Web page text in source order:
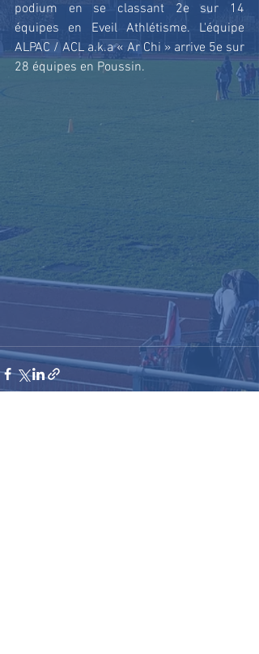
podium en se classant 2e sur 14
équipes en Eveil Athlétisme. L'équipe
ALPAC / ACL a.k.a « Ar Chi » arrive 5e sur
28 équipes en Poussin.